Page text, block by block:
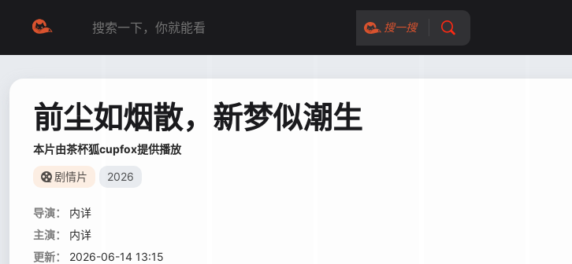
搜一搜
前尘如烟散，新梦似潮生
本片由茶杯狐cupfox提供播放
剧情片 2026
导演：
内详
主演：
内详
更新：
2026-06-14 13:15